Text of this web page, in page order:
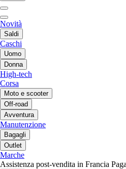
Novità
Saldi
Caschi
Uomo
Donna
High-tech
Corsa
Moto e scooter
Off-road
Avventura
Manutenzione
Bagagli
Outlet
Marche
Assistenza post-vendita in Francia